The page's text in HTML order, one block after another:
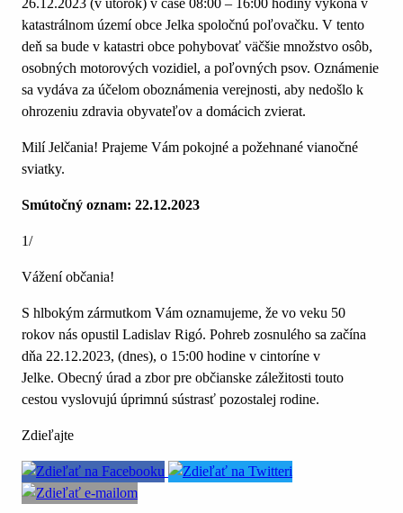
katastrálnom území obce Jelka spoločnú poľovačku. V tento
deň sa bude v katastri obce pohybovať väčšie množstvo osôb,
osobných motorových vozidiel, a poľovných psov. Oznámenie
sa vydáva za účelom oboznámenia verejnosti, aby nedošlo k
ohrozeniu zdravia obyvateľov a domácich zvierat.
Milí Jelčania! Prajeme Vám pokojné a požehnané vianočné
sviatky.
Smútočný oznam: 22.12.2023
1/
Vážení občania!
S hlbokým zármutkom Vám oznamujeme, že vo veku 50
rokov nás opustil Ladislav Rigó. Pohreb zosnulého sa začína
dňa 22.12.2023, (dnes), o 15:00 hodine v cintoríne v
Jelke. Obecný úrad a zbor pre občianske záležitosti touto
cestou vyslovujú úprimnú sústrasť pozostalej rodine.
Zdieľajte